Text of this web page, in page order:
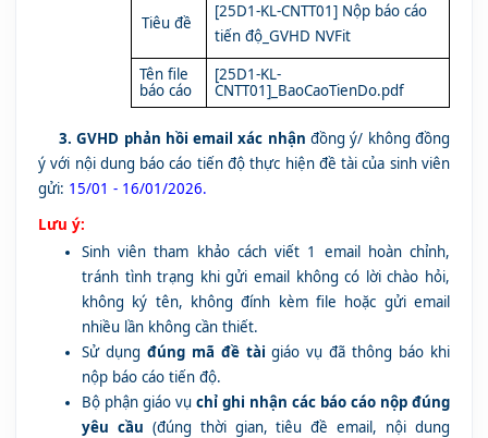
Tiêu đề
[25D1-KL-CNTT01] Nộp báo cáo
tiến độ_GVHD NVFit
Tên file
báo cáo
[25D1-KL-
CNTT01]_BaoCaoTienDo.pdf
3. GVHD phản hồi email xác nhậnđồng ý/ không đồng
ývới nội dung báo cáo tiến độ thực hiện đề tài của sinh viên
gửi: 15/01 - 16/01/2026.
Lưu ý:
Sinh viên tham khảo cách viết 1 email hoàn chỉnh,
tránh tình trạng khi gửi email không có lời chào hỏi,
không ký tên, không đính kèm file hoặc gửi email
nhiều lần không cần thiết.
Sử dụng đúng mã đề tàigiáo vụ đã thông báo khi
nộp báo cáo tiến độ.
Bộ phận giáo vụ chỉ ghi nhận các báo cáo nộp đúng
yêu cầu (đúng thời gian, tiêu đề email, nội dung